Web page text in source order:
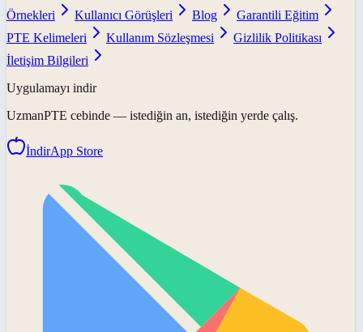
Örnekleri
Kullanıcı Görüşleri Blog
Garantili Eğitim
PTE Kelimeleri
Kullanım Sözleşmesi
Gizlilik Politikası
İletişim Bilgileri
Uygulamayı indir
UzmanPTE cebinde — istediğin an, istediğin yerde çalış.
İndirApp Store